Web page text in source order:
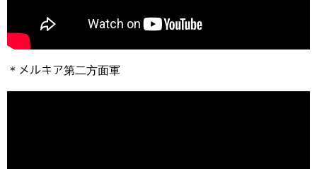
＊メルキア第二方面軍